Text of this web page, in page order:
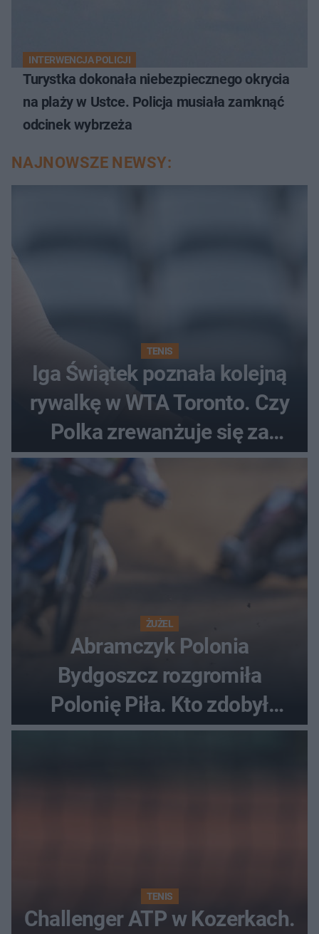
INTERWENCJA POLICJI
Turystka dokonała niebezpiecznego okrycia
na plaży w Ustce. Policja musiała zamknąć
odcinek wybrzeża
NAJNOWSZE NEWSY:
TENIS
Iga Świątek poznała kolejną
rywalkę w WTA Toronto. Czy
Polka zrewanżuje się za
ostatnią porażkę?
ŻUŻEL
Abramczyk Polonia
Bydgoszcz rozgromiła
Polonię Piła. Kto zdobył
najwięcej punktów?
TENIS
Challenger ATP w Kozerkach.